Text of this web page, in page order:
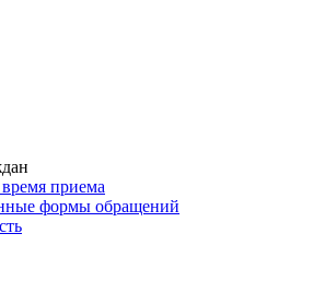
приема
формы обращений